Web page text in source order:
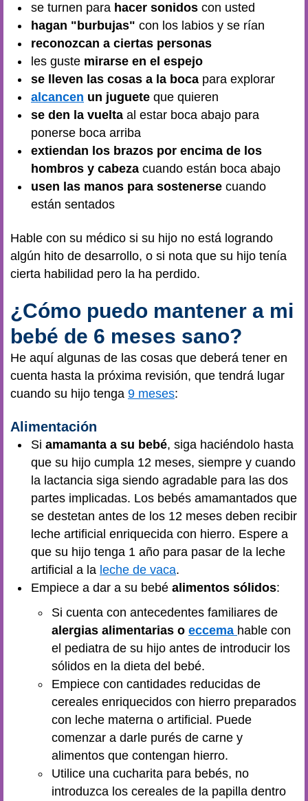
se turnen para hacer sonidos con usted
hagan "burbujas" con los labios y se rían
reconozcan a ciertas personas
les guste mirarse en el espejo
se lleven las cosas a la boca para explorar
alcancen un juguete que quieren
se den la vuelta al estar boca abajo para
ponerse boca arriba
extiendan los brazos por encima de los
hombros y cabeza cuando están boca abajo
usen las manos para sostenerse cuando
están sentados
Hable con su médico si su hijo no está logrando
algún hito de desarrollo, o si nota que su hijo tenía
cierta habilidad pero la ha perdido.
¿Cómo puedo mantener a mi
bebé de 6 meses sano?
He aquí algunas de las cosas que deberá tener en
cuenta hasta la próxima revisión, que tendrá lugar
cuando su hijo tenga 9 meses:
Alimentación
Si amamanta a su bebé, siga haciéndolo hasta
que su hijo cumpla 12 meses, siempre y cuando
la lactancia siga siendo agradable para las dos
partes implicadas. Los bebés amamantados que
se destetan antes de los 12 meses deben recibir
leche artificial enriquecida con hierro. Espere a
que su hijo tenga 1 año para pasar de la leche
artificial a la leche de vaca.
Empiece a dar a su bebé alimentos sólidos:
Si cuenta con antecedentes familiares de
alergias alimentarias o eccema hable con
el pediatra de su hijo antes de introducir los
sólidos en la dieta del bebé.
Empiece con cantidades reducidas de
cereales enriquecidos con hierro preparados
con leche materna o artificial. Puede
comenzar a darle purés de carne y
alimentos que contengan hierro.
Utilice una cucharita para bebés, no
introduzca los cereales de la papilla dentro